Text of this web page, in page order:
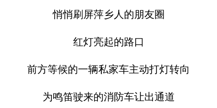
悄悄刷屏萍乡人的朋友圈
红灯亮起的路口
前方等候的一辆私家车主动打灯转向
为鸣笛驶来的消防车让出通道